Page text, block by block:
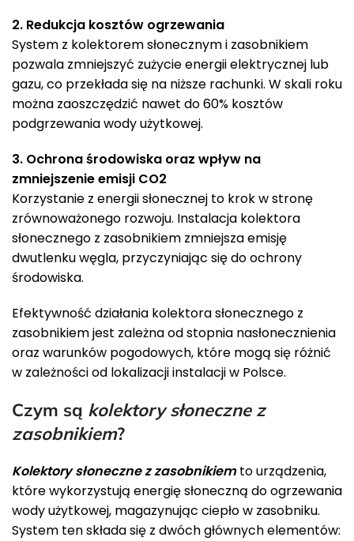
2. Redukcja kosztów ogrzewania
System z kolektorem słonecznym i zasobnikiem
pozwala zmniejszyć zużycie energii elektrycznej lub
gazu, co przekłada się na niższe rachunki. W skali roku
można zaoszczędzić nawet do 60% kosztów
podgrzewania wody użytkowej.
3. Ochrona środowiska oraz wpływ na
zmniejszenie emisji CO2
Korzystanie z energii słonecznej to krok w stronę
zrównoważonego rozwoju. Instalacja kolektora
słonecznego z zasobnikiem zmniejsza emisję
dwutlenku węgla, przyczyniając się do ochrony
środowiska.
Efektywność działania kolektora słonecznego z
zasobnikiem jest zależna od stopnia nasłonecznienia
oraz warunków pogodowych, które mogą się różnić
w zależności od lokalizacji instalacji w Polsce.
Czym są kolektory słoneczne z
zasobnikiem?
Kolektory słoneczne z zasobnikiemto urządzenia,
które wykorzystują energię słoneczną do ogrzewania
wody użytkowej, magazynując ciepło w zasobniku.
System ten składa się z dwóch głównych elementów: